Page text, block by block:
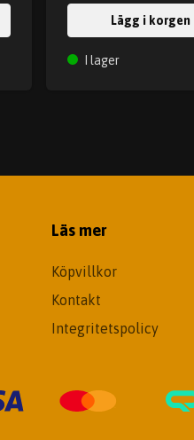
Lägg i korgen
I lager
Läs mer
Köpvillkor
Kontakt
Integritetspolicy